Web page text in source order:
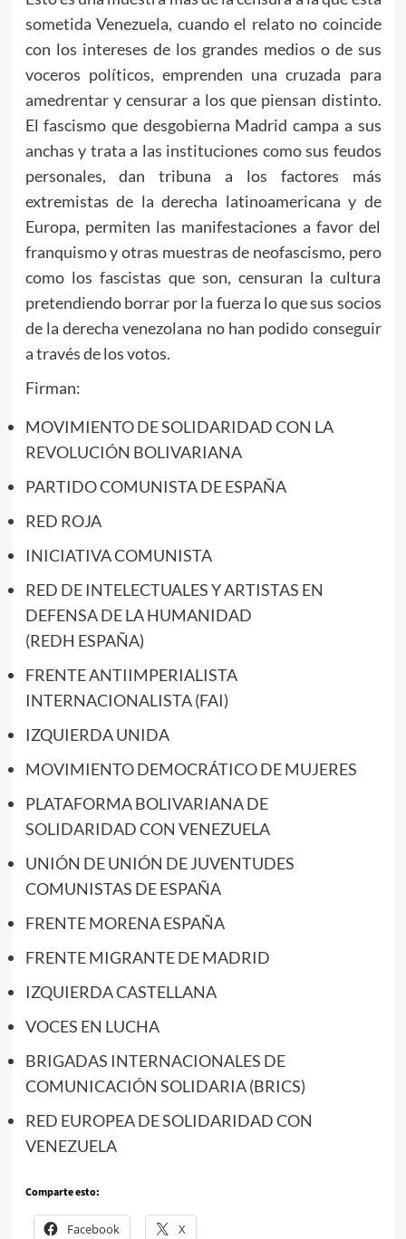
sometida Venezuela, cuando el relato no coincide
con los intereses de los grandes medios o de sus
voceros políticos, emprenden una cruzada para
amedrentar y censurar a los que piensan distinto.
El fascismo que desgobierna Madrid campa a sus
anchas y trata a las instituciones como sus feudos
personales, dan tribuna a los factores más
extremistas de la derecha latinoamericana y de
Europa, permiten las manifestaciones a favor del
franquismo y otras muestras de neofascismo, pero
como los fascistas que son, censuran la cultura
pretendiendo borrar por la fuerza lo que sus socios
de la derecha venezolana no han podido conseguir
a través de los votos.
Firman:
MOVIMIENTO DE SOLIDARIDAD CON LA
REVOLUCIÓN BOLIVARIANA
PARTIDO COMUNISTA DE ESPAÑA
RED ROJA
INICIATIVA COMUNISTA
RED DE INTELECTUALES Y ARTISTAS EN
DEFENSA DE LA HUMANIDAD
(REDH ESPAÑA)
FRENTE ANTIIMPERIALISTA
INTERNACIONALISTA (FAI)
IZQUIERDA UNIDA
MOVIMIENTO DEMOCRÁTICO DE MUJERES
PLATAFORMA BOLIVARIANA DE
SOLIDARIDAD CON VENEZUELA
UNIÓN DE UNIÓN DE JUVENTUDES
COMUNISTAS DE ESPAÑA
FRENTE MORENA ESPAÑA
FRENTE MIGRANTE DE MADRID
IZQUIERDA CASTELLANA
VOCES EN LUCHA
BRIGADAS INTERNACIONALES DE
COMUNICACIÓN SOLIDARIA (BRICS)
RED EUROPEA DE SOLIDARIDAD CON
VENEZUELA
Comparte esto:
Facebook X